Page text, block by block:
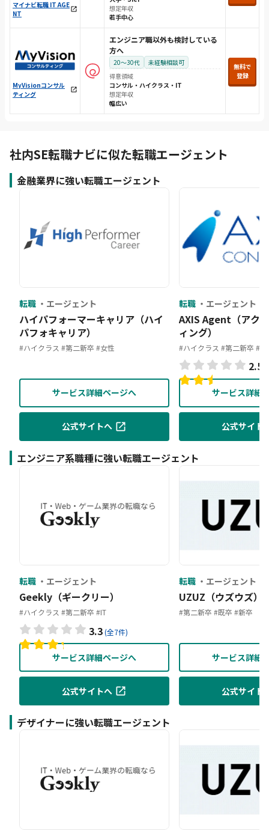
マイナビ転職 IT AGE
NT
想定年収
若手中心
MyVisionコンサル
ティング
エンジニア職以外も検討している
方へ
20〜30代
未経験相談可
得意領域
コンサル・ハイクラス・IT
想定年収
幅広い
無料で
登録
社内SE転職ナビに似た転職エージェント
金融業界に強い転職エージェント
転職 エージェント
ハイパフォーマーキャリア（ハイ
パフォキャリア）
#ハイクラス #第二新卒 #女性
サービス詳細ページへ
公式サイトへ
転職 エージェント
AXIS Agent（アク
ィング）
#ハイクラス #第二新卒 #金
2.5
サービス詳細
公式サイト
エンジニア系職種に強い転職エージェント
転職 エージェント
Geekly（ギークリー）
#ハイクラス #第二新卒 #IT
3.3(全7件)
サービス詳細ページへ
公式サイトへ
転職 エージェント
UZUZ（ウズウズ）
#第二新卒 #既卒 #新卒
サービス詳細
公式サイト
デザイナーに強い転職エージェント